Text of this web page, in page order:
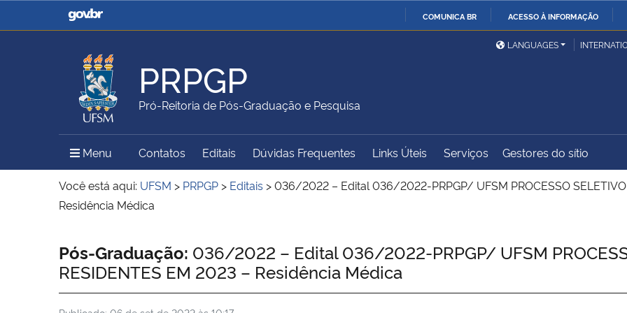
COMUNICA BR ACESSO À INFORMAÇÃO
Casa Civil
Ministério da Justiça e
Ministério da Defesa
Ministério das Relações
Exteriores
Ministério da Agricultura,
Pecuária e Abastecimento
Ministério da Educação
Ministério do Meio Ambiente Ministério do Turismo
Ministério do
Desenvolvimento Regional
Controladoria-Geral da
União
Institucional
LANGUAGES
PRPGP
Pró-Reitoria de Pós-Graduação e Pesquisa
Menu Menu Principal do Sítio
Contatos Editais Dúvidas Frequentes Links Úteis Serviços Gestores do sítio
Você está aqui: UFSM > PRPGP > Editais >036/2022 – Edital 036/2022-PRPGP/ UFSM PROCESSO SELETIVO
Residência Médica
Início do conteúdo
Pós-Graduação: 036/2022 – Edital 036/2022-PRPGP/ UFSM
RESIDENTES EM 2023 – Residência Médica